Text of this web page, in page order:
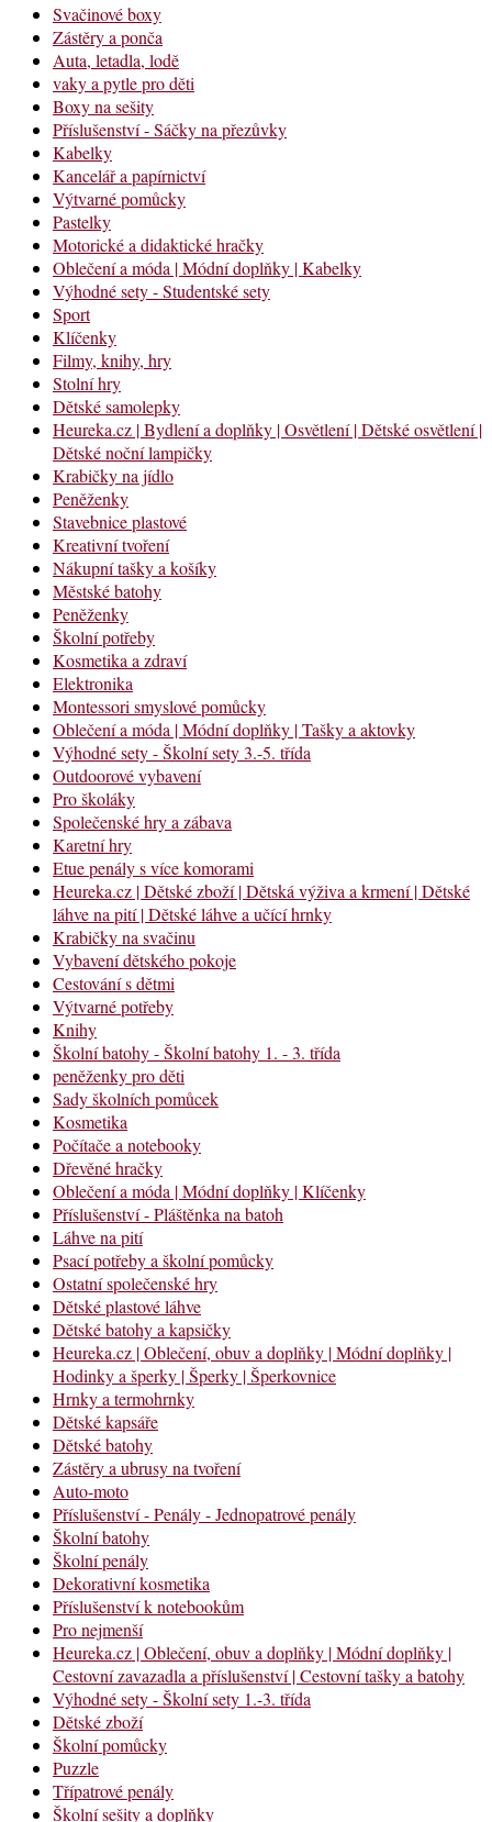
Svačinové boxy
Zástěry a ponča
Auta, letadla, lodě
vaky a pytle pro děti
Boxy na sešity
Příslušenství - Sáčky na přezůvky
Kabelky
Kancelář a papírnictví
Výtvarné pomůcky
Pastelky
Motorické a didaktické hračky
Oblečení a móda | Módní doplňky | Kabelky
Výhodné sety - Studentské sety
Sport
Klíčenky
Filmy, knihy, hry
Stolní hry
Dětské samolepky
Heureka.cz | Bydlení a doplňky | Osvětlení | Dětské osvětlení |
Dětské noční lampičky
Krabičky na jídlo
Peněženky
Stavebnice plastové
Kreativní tvoření
Nákupní tašky a košíky
Městské batohy
Peněženky
Školní potřeby
Kosmetika a zdraví
Elektronika
Montessori smyslové pomůcky
Oblečení a móda | Módní doplňky | Tašky a aktovky
Výhodné sety - Školní sety 3.-5. třída
Outdoorové vybavení
Pro školáky
Společenské hry a zábava
Karetní hry
Etue penály s více komorami
Heureka.cz | Dětské zboží | Dětská výživa a krmení | Dětské
láhve na pití | Dětské láhve a učící hrnky
Krabičky na svačinu
Vybavení dětského pokoje
Cestování s dětmi
Výtvarné potřeby
Knihy
Školní batohy - Školní batohy 1. - 3. třída
peněženky pro děti
Sady školních pomůcek
Kosmetika
Počítače a notebooky
Dřevěné hračky
Oblečení a móda | Módní doplňky | Klíčenky
Příslušenství - Pláštěnka na batoh
Láhve na pití
Psací potřeby a školní pomůcky
Ostatní společenské hry
Dětské plastové láhve
Dětské batohy a kapsičky
Heureka.cz | Oblečení, obuv a doplňky | Módní doplňky |
Hodinky a šperky | Šperky | Šperkovnice
Hrnky a termohrnky
Dětské kapsáře
Dětské batohy
Zástěry a ubrusy na tvoření
Auto-moto
Příslušenství - Penály - Jednopatrové penály
Školní batohy
Školní penály
Dekorativní kosmetika
Příslušenství k notebookům
Pro nejmenší
Heureka.cz | Oblečení, obuv a doplňky | Módní doplňky |
Cestovní zavazadla a příslušenství | Cestovní tašky a batohy
Výhodné sety - Školní sety 1.-3. třída
Dětské zboží
Školní pomůcky
Puzzle
Třípatrové penály
Školní sešity a doplňky